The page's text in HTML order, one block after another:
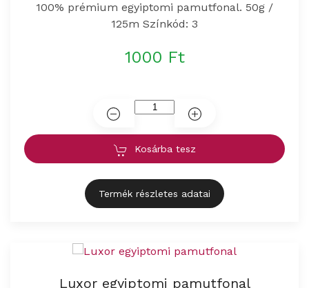
100% prémium egyiptomi pamutfonal. 50g /
125m Színkód: 3
1000 Ft
Kosárba tesz
Termék részletes adatai
Luxor egyiptomi pamutfonal